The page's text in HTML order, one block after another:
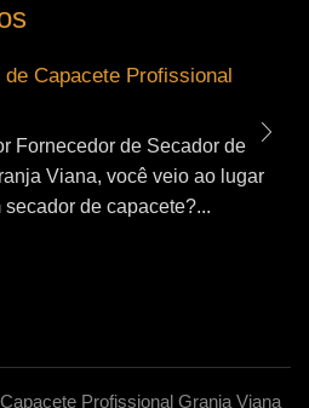
Capacete Profissional
Fornecedor de Secador de
Viana, você veio ao lugar
de capacete?...
Profissional Granja Viana